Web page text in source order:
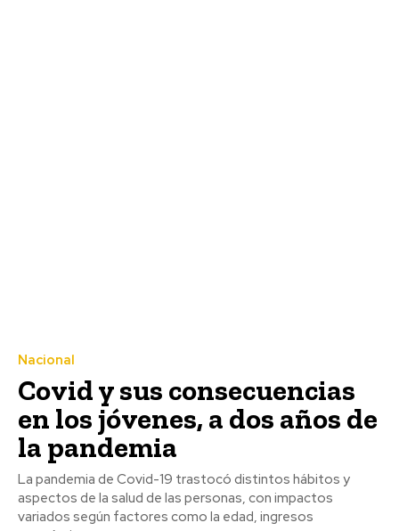
Nacional
Covid y sus consecuencias
en los jóvenes, a dos años de
la pandemia
La pandemia de Covid-19 trastocó distintos hábitos y
aspectos de la salud de las personas, con impactos
variados según factores como la edad, ingresos